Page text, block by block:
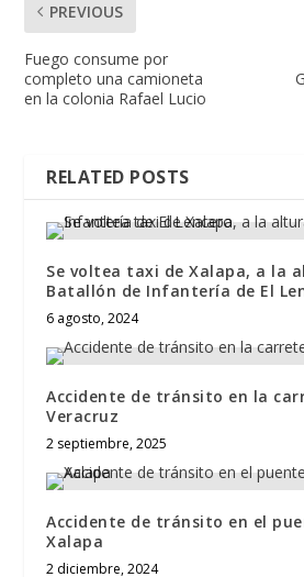
PREVIOUS
Fuego consume por
completo una camioneta
en la colonia Rafael Lucio
RELATED POSTS
Se voltea taxi de Xalapa, a la
Batallón de Infantería de El
6 agosto, 2024
Accidente de tránsito en la
Veracruz
2 septiembre, 2025
Accidente de tránsito en el
Xalapa
2 diciembre, 2024